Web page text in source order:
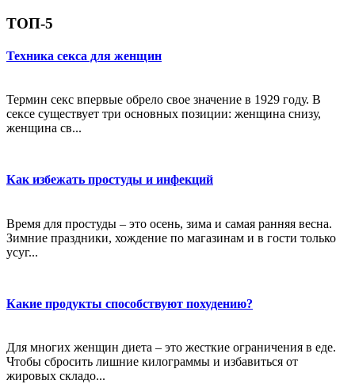
ТОП-5
Техника секса для женщин
Термин секс впервые обрело свое значение в 1929 году. В
сексе существует три основных позиции: женщина снизу,
женщина св...
Как избежать простуды и инфекций
Время для простуды – это осень, зима и самая ранняя весна.
Зимние праздники, хождение по магазинам и в гости только
усуг...
Какие продукты способствуют похудению?
Для многих женщин диета – это жесткие ограничения в еде.
Чтобы сбросить лишние килограммы и избавиться от
жировых складо...